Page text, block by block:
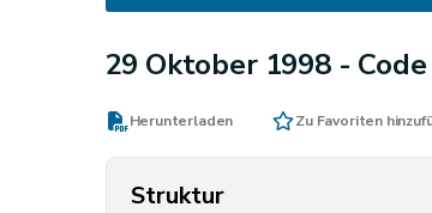
29 Oktober 1998 -
Herunterladen Zu Favoriten
Struktur